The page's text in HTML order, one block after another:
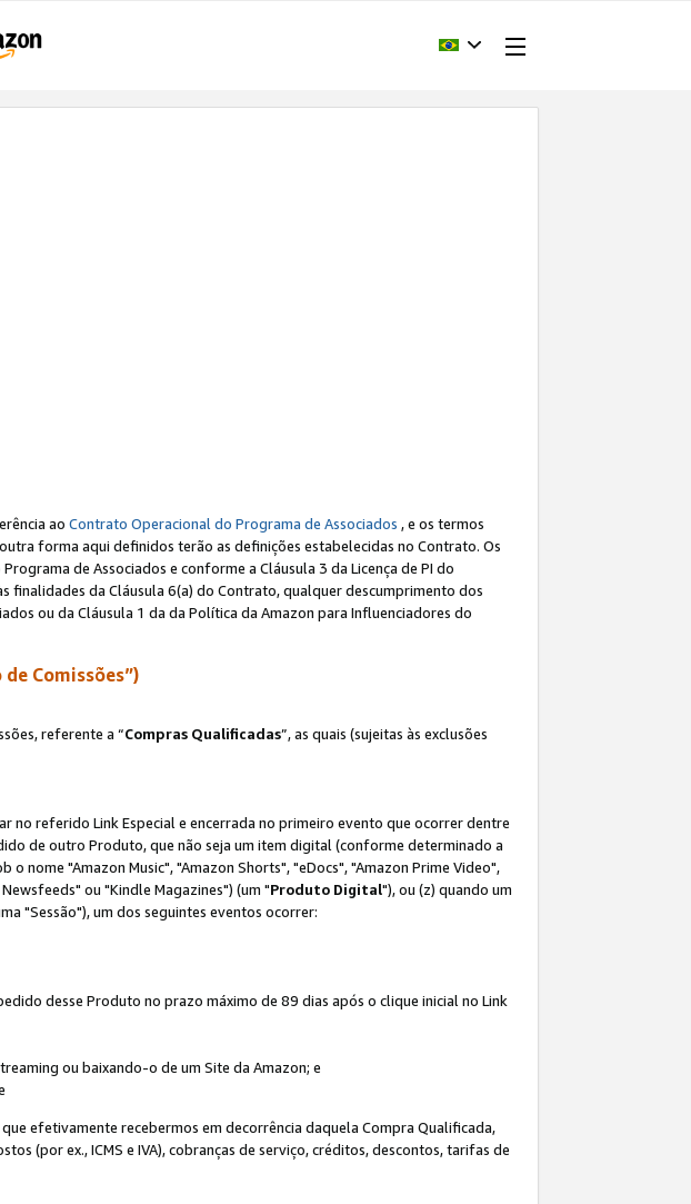
ao Contrato Operacional do Programa de Associados , e os termos
forma aqui definidos terão as definições estabelecidas no Contrato. Os
de Associados e conforme a Cláusula 3 da Licença de PI do
finalidades da Cláusula 6(a) do Contrato, qualquer descumprimento dos
ou da Cláusula 1 da da Política da Amazon para Influenciadores do
Comissões”)
referente a “Compras Qualificadas”, as quais (sujeitas às exclusões
no referido Link Especial e encerrada no primeiro evento que ocorrer dentre
de outro Produto, que não seja um item digital (conforme determinado a
nome "Amazon Music", "Amazon Shorts", "eDocs", "Amazon Prime Video",
ou "Kindle Magazines") (um "Produto Digital"), ou (z) quando um
"Sessão"), um dos seguintes eventos ocorrer:
desse Produto no prazo máximo de 89 dias após o clique inicial no Link
ou baixando-o de um Site da Amazon; e
efetivamente recebermos em decorrência daquela Compra Qualificada,
(por ex., ICMS e IVA), cobranças de serviço, créditos, descontos, tarifas de